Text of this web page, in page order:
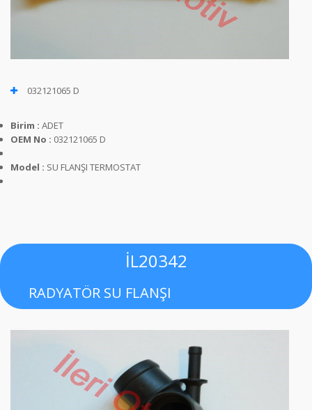
032121065 D
Birim : ADET
OEM No : 032121065 D
Model : SU FLANŞI TERMOSTAT
İL20342
RADYATÖR SU FLANŞI